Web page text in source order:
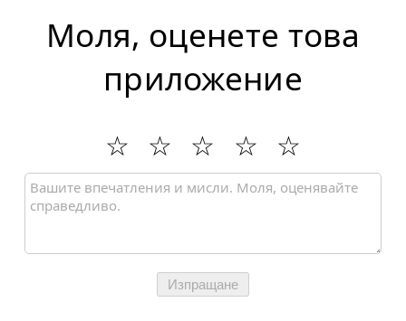
Моля, оценете това
приложение
Изпращане